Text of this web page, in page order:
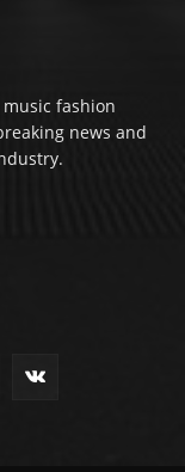
fashion
news and